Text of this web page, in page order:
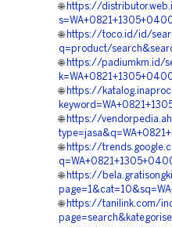
🌐 https://
🌐 https://toco.id/id/
q=product/
🌐 https://padiumkm.id/
🌐 https://
🌐 https://
🌐 https://
🌐 https://
🌐 https://tanilink.com/